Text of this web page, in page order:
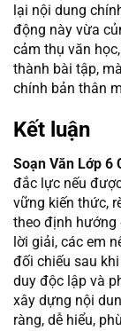
lại nội dung
động này vừa
cảm thụ văn
thành bài tập,
chính bản thân
Kết luận
Soạn Văn Lớp 6
đắc lực nếu
vững kiến thức,
theo định hướng
lời giải, các em
đối chiếu sau
duy độc lập và
xây dựng nội
ràng, dễ hiểu,